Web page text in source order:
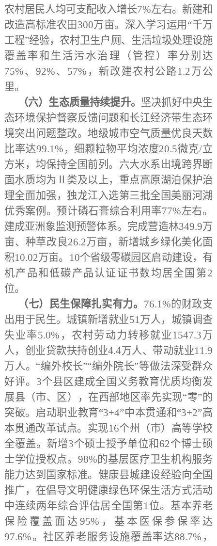
农村居民人均可支配收入增长7%左右。新建和
改造高标准农田300万亩。深入学习运用“千万
工程”经验，农村卫生户厕、生活垃圾处理设施
覆盖率和生活污水治理（管控）率分别达
75%、92%、57%，新改建农村公路1.2万公
里。
（六）生态质量持续提升。 坚决抓好中央生
态环境保护督察反馈问题和长江经济带生态环
境突出问题整改。地级城市空气质量优良天数
比率达99.1%，细颗粒物平均浓度20.5微克/立
方米，均保持全国前列。六大水系出境跨界断
面水质均为Ⅱ类及以上，重点高原湖泊保护治
理全面加强，独龙江入选第三批全国美丽河湖
优秀案例。预计磷石膏综合利用率77%左右。
建成亚洲象监测预警体系。完成营造林349.9万
亩、种草改良26.2万亩，新增城乡绿化美化面
积10.02万亩。10个省级零碳园区启动建设，有
机产品和低碳产品认证证书数均居全国第2
位。
（七）民生保障扎实有力。 76.1%的财政支
出用于民生。城镇新增就业51万人，城镇调查
失业率5.0%，农村劳动力转移就业1547.3万
人，创业贷款扶持创业4.4万人、带动就业11.9
万人。“编外校长”“编外院长”等做法深受群众
好评。3个县区建成全国义务教育优质均衡发
展县（市、区），在西部地区率先实现“零”的
突破。启动职业教育“3+4”中本贯通和“3+2”高
本贯通改革试点。实现16个州（市）高等学校
全覆盖。新增3个硕士授予单位和62个博士硕
士学位授权点。98%的基层医疗卫生机构服务
能力达到国家标准。健康县城建设经验向全国
推广，在倡导文明健康绿色环保生活方式活动
中连续两年综合评估居全国第1位。基本养老
保险覆盖面达95%，基本医保参保率达
97.6%。社区养老服务设施覆盖率达88.7%，